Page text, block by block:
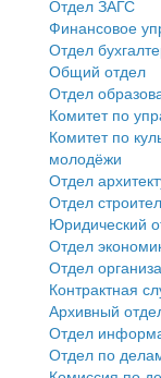
Экономика и
Символика
Устав
Гостям округа
Туризм
Культура
Образование
Социальная
Администрация
Тверской
Управление
Открытые
Работа с
Муниципальный
Муниципальные
Финансовое
Бюджет для
Имущество
Выявление
объектов
Имущественная
среднего
Отдел ЗАГС
Финансовое
Отдел
Общий отдел
Отдел
Комитет по
Комитет по
молодёжи
Отдел
Отдел
Юридический
Отдел
Отдел
Контрактная
Архивный
Отдел
Отдел по